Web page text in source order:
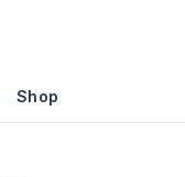
Shop